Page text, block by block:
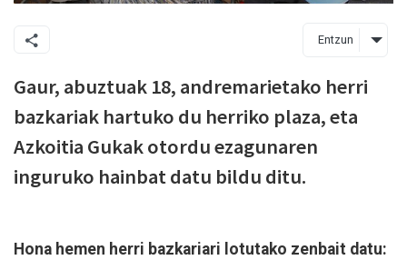
Entzun
Gaur, abuztuak 18, andremarietako herri
bazkariak hartuko du herriko plaza, eta
Azkoitia Gukak otordu ezagunaren
inguruko hainbat datu bildu ditu.
Hona hemen herri bazkariari lotutako zenbait datu: